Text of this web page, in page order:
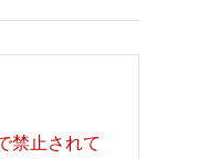
禁止されて